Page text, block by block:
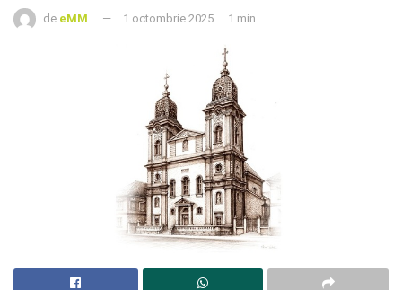
de eMM 1 octombrie 2025 1 min